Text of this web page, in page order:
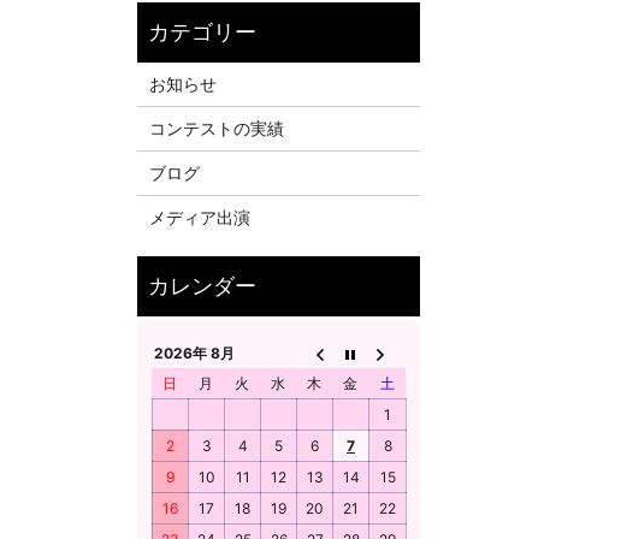
お知らせ
コンテストの実績
ブログ
メディア出演
2026年 8月
日
月 火 水 木 金
土
1
2
3 4 5 6 7
8
9
10 11 12 13 14
15
16
17 18 19 20 21
22